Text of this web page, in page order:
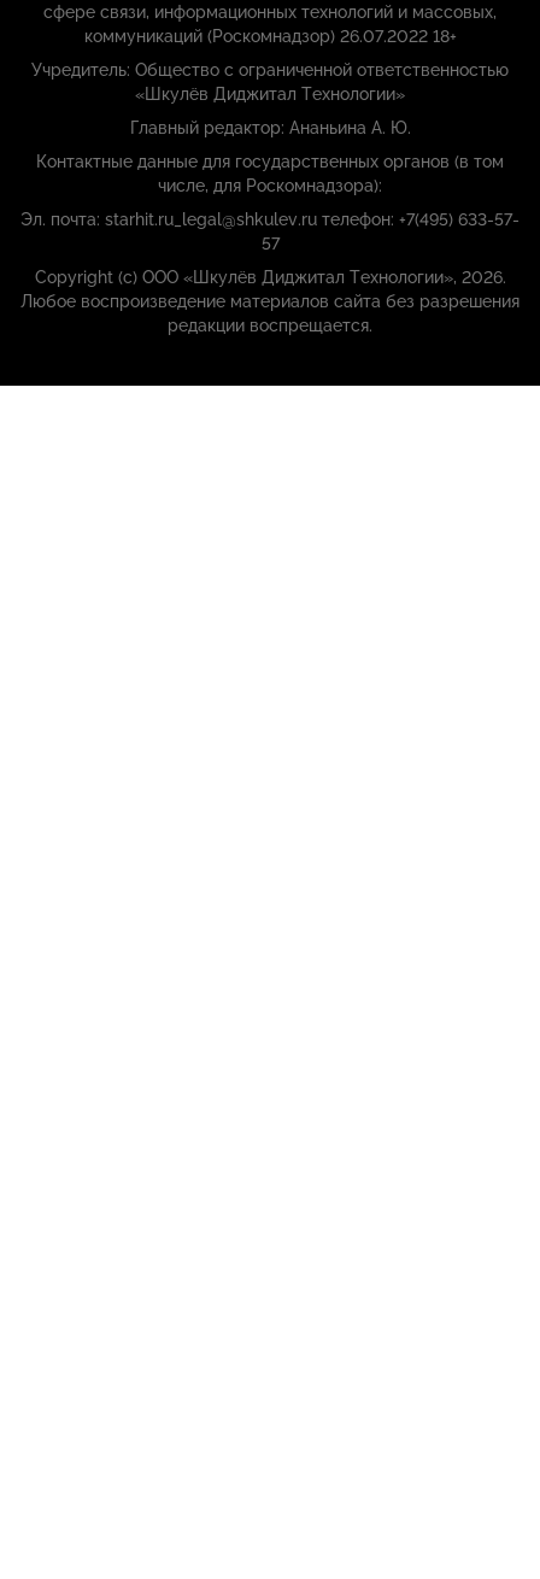
сфере связи, информационных технологий и массовых,
коммуникаций (Роскомнадзор) 26.07.2022 18+
Учредитель: Общество с ограниченной ответственностью
«Шкулёв Диджитал Технологии»
Главный редактор: Ананьина А. Ю.
Контактные данные для государственных органов (в том
числе, для Роскомнадзора):
Эл. почта: starhit.ru_legal@shkulev.ru телефон: +7(495) 633-57-
57
Copyright (с) ООО «Шкулёв Диджитал Технологии», 2026.
Любое воспроизведение материалов сайта без разрешения
редакции воспрещается.